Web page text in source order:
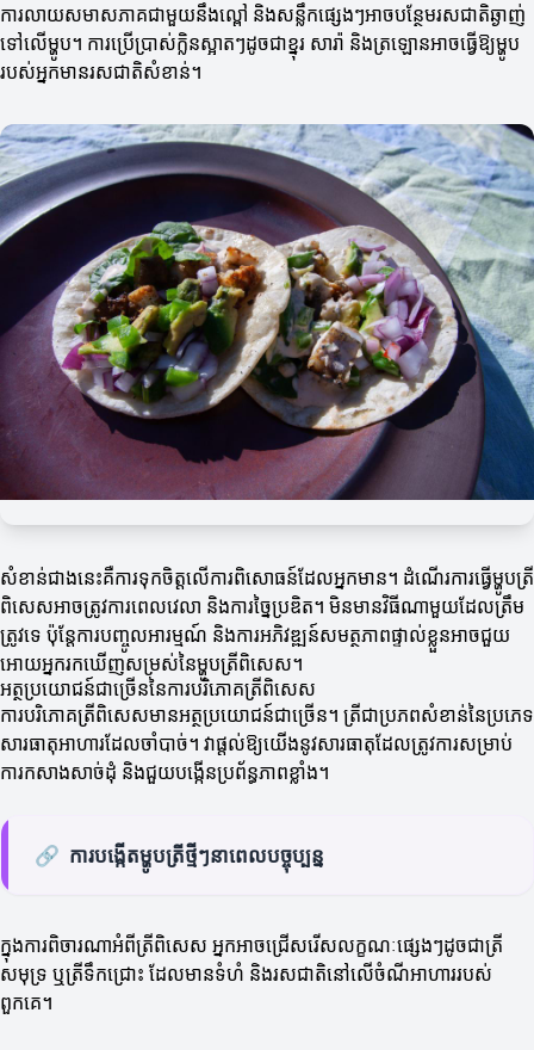
ការលាយសមាសភាគជាមួយនឹងល្ពៅ និងសន្លឹកផ្សេងៗអាចបន្ថែមរសជាតិឆ្ងាញ់
ទៅលើម្ហូប។ ការប្រើប្រាស់ក្លិនស្អាតៗដូចជាខ្នុរ សារ៉ា និងត្រឡោនអាចធ្វើឱ្យម្ហូប
របស់អ្នកមានរសជាតិសំខាន់។
សំខាន់ជាងនេះគឺការទុកចិត្តលើការពិសោធន៍ដែលអ្នកមាន។ ដំណើរការធ្វើម្ហូបត្រី
ពិសេសអាចត្រូវការពេលវេលា និងការច្នៃប្រឌិត។ មិនមានវិធីណាមួយដែលត្រឹម
ត្រូវទេ ប៉ុន្តែការបញ្ចូលអារម្មណ៍ និងការអភិវឌ្ឍន៍សមត្ថភាពផ្ទាល់ខ្លួនអាចជួយ
អោយអ្នករកឃើញសម្រស់នៃម្ហូបត្រីពិសេស។
អត្ថប្រយោជន៍ជាច្រើននៃការបរិភោគត្រីពិសេស
ការបរិភោគត្រីពិសេសមានអត្ថប្រយោជន៍ជាច្រើន។ ត្រីជាប្រភពសំខាន់នៃប្រភេទ
សារធាតុអាហារដែលចាំបាច់។ វាផ្តល់ឱ្យយើងនូវសារធាតុដែលត្រូវការសម្រាប់
ការកសាងសាច់ដុំ និងជួយបង្កើនប្រព័ន្ធភាពខ្លាំង។
🔗 ការបង្កើតម្ហូបត្រីថ្មីៗនាពេលបច្ចុប្បន្ន
ក្នុងការពិចារណាអំពីត្រីពិសេស អ្នកអាចជ្រើសរើសលក្ខណៈផ្សេងៗដូចជាត្រី
សមុទ្រ ឬត្រីទឹកជ្រោះ ដែលមានទំហំ និងរសជាតិនៅលើចំណីអាហាររបស់
ពួកគេ។